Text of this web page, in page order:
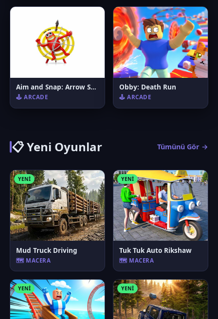
Aim and Snap: Arrow Srike
🕹️ ARCADE
Obby: Death Run
🕹️ ARCADE
📋 Yeni Oyunlar Tümünü Gör →
YENI
Mud Truck Driving
🗺️ MACERA
YENI
Tuk Tuk Auto Rikshaw
🗺️ MACERA
YENI YENI